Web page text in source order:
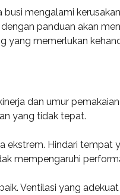
mengalami
panduan akan
yang memerlukan
dan umur
yang tidak tepat.
Hindari tempat
mempengaruhi
Ventilasi yang